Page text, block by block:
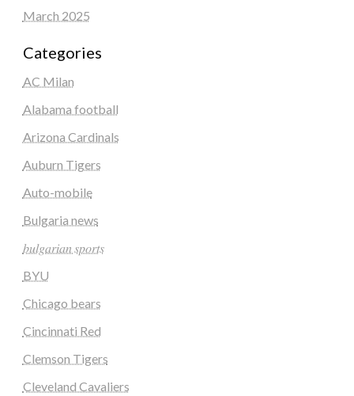
March 2025
Categories
AC Milan
Alabama football
Arizona Cardinals
Auburn Tigers
Auto-mobile
Bulgaria news
𝑏𝑢𝑙𝑔𝑎𝑟𝑖𝑎𝑛 𝑠𝑝𝑜𝑟𝑡𝑠
BYU
Chicago bears
Cincinnati Red
Clemson Tigers
Cleveland Cavaliers